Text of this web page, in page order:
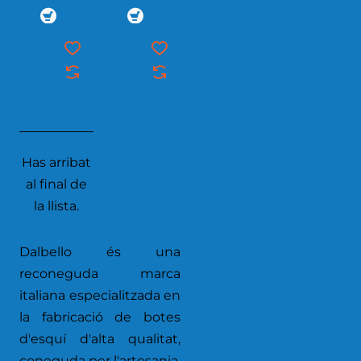
Has arribat
al final de
la llista.
Dalbello és una
reconeguda marca
italiana especialitzada en
la fabricació de botes
d'esquí d'alta qualitat,